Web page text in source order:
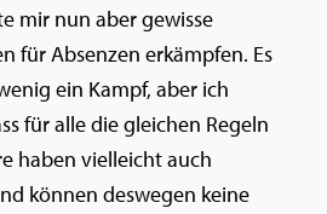
mir nun aber gewisse
für Absenzen erkämpfen. Es
ein Kampf, aber ich
für alle die gleichen Regeln
haben vielleicht auch
können deswegen keine